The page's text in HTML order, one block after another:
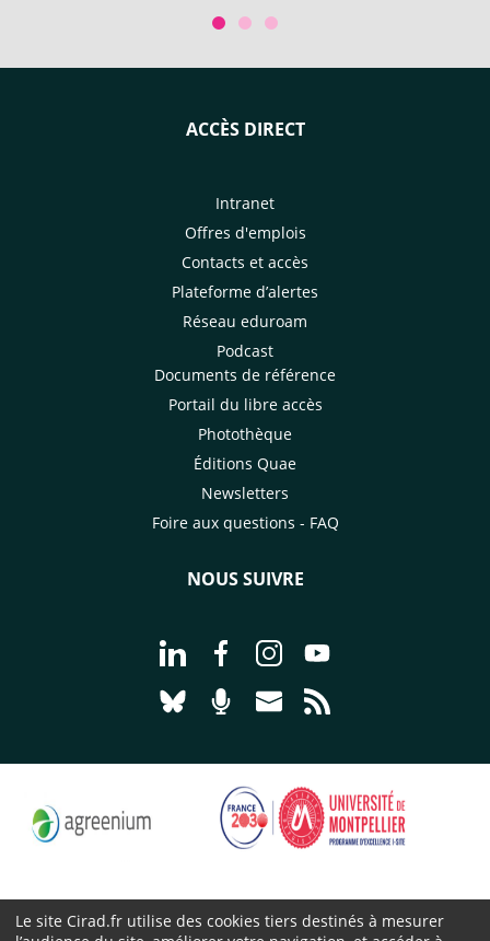
production de bananes dessert
ACCÈS DIRECT
Intranet
Offres d'emplois
Contacts et accès
Plateforme d’alertes
Réseau eduroam
Podcast
Documents de référence
Portail du libre accès
Photothèque
Éditions Quae
Newsletters
Foire aux questions - FAQ
NOUS SUIVRE
Aller à la page Nous suivre sur
Aller à la page Nous suivre sur
Aller à la page Nous
Aller à la page
Aller à la page Nous suivre sur
Aller à la page Nourrir le
Aller à la page Nous
Le site Cirad.fr utilise des cookies tiers destinés à mesurer